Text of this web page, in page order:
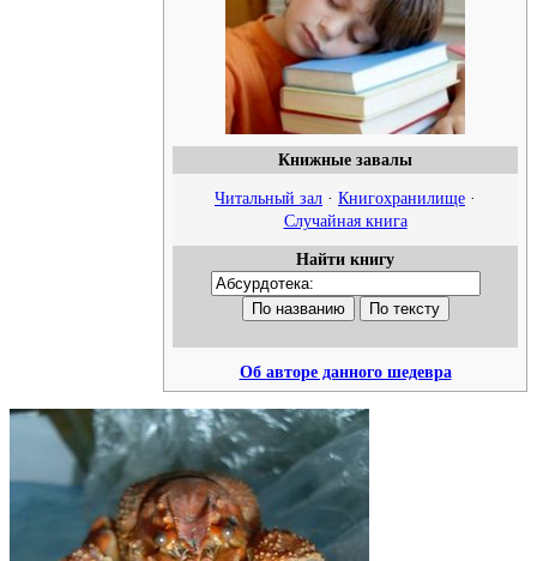
Книжные завалы
Читальный зал · Книгохранилище ·
Случайная книга
Найти книгу
Об авторе данного шедевра